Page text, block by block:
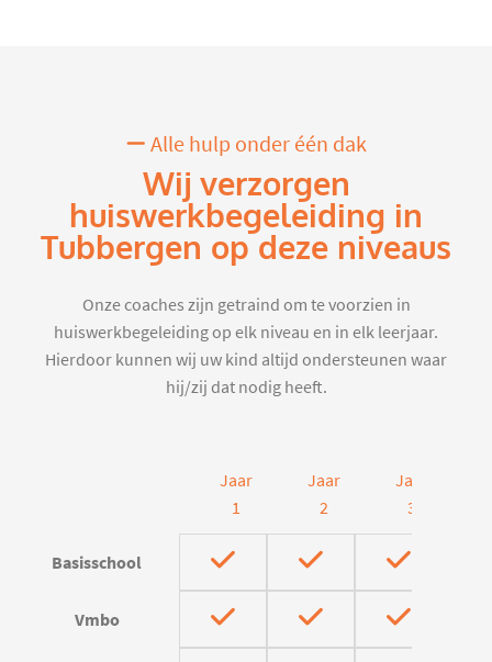
Alle hulp onder één dak
Wij verzorgen
huiswerkbegeleiding in
Tubbergen op deze niveaus
Onze coaches zijn getraind om te voorzien in
huiswerkbegeleiding op elk niveau en in elk leerjaar.
Hierdoor kunnen wij uw kind altijd ondersteunen waar
hij/zij dat nodig heeft.
Jaar
1
Jaar
2
Jaar
3
Basisschool
Vmbo